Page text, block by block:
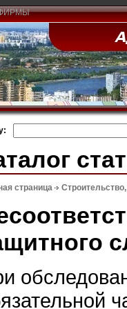
страница